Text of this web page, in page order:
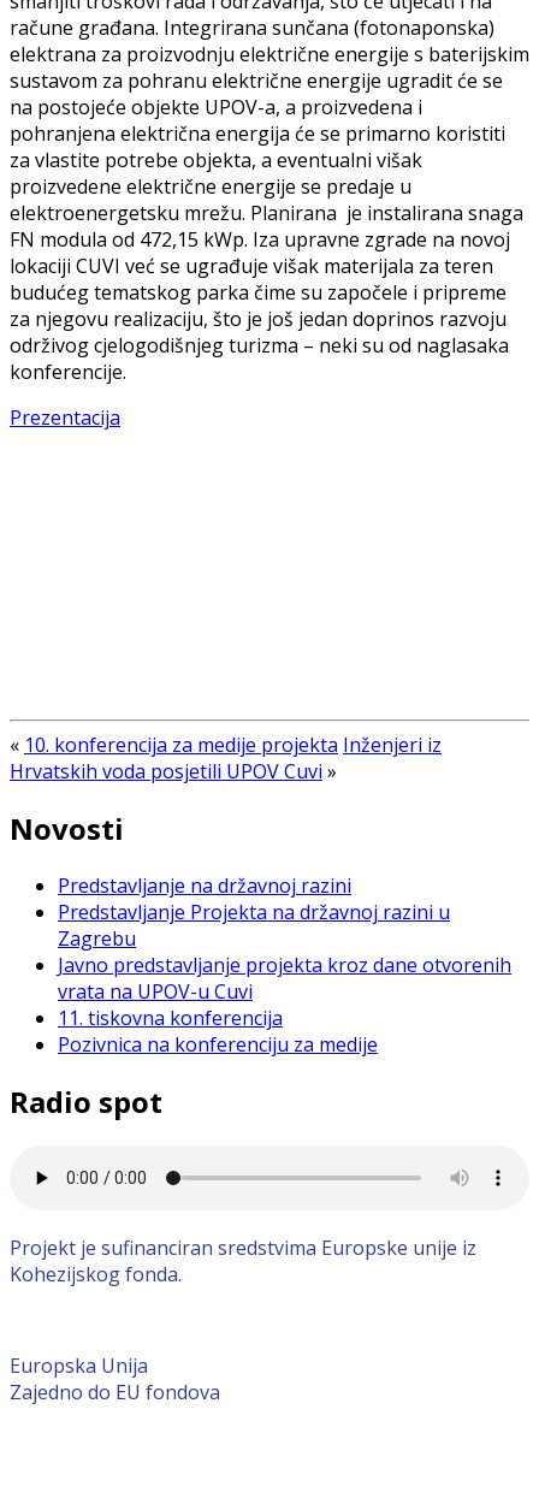
račune građana. Integrirana sunčana (fotonaponska)
elektrana za proizvodnju električne energije s baterijskim
sustavom za pohranu električne energije ugradit će se
na postojeće objekte UPOV-a, a proizvedena i
pohranjena električna energija će se primarno koristiti
za vlastite potrebe objekta, a eventualni višak
proizvedene električne energije se predaje u
elektroenergetsku mrežu. Planirana je instalirana snaga
FN modula od 472,15 kWp. Iza upravne zgrade na novoj
lokaciji CUVI već se ugrađuje višak materijala za teren
budućeg tematskog parka čime su započele i pripreme
za njegovu realizaciju, što je još jedan doprinos razvoju
održivog cjelogodišnjeg turizma – neki su od naglasaka
konferencije.
Prezentacija
« 10. konferencija za medije projekta Inženjeri iz
Hrvatskih voda posjetili UPOV Cuvi »
Novosti
Predstavljanje na državnoj razini
Predstavljanje Projekta na državnoj razini u
Zagrebu
Javno predstavljanje projekta kroz dane otvorenih
vrata na UPOV-u Cuvi
11. tiskovna konferencija
Pozivnica na konferenciju za medije
Radio spot
Projekt je sufinanciran sredstvima Europske unije iz
Kohezijskog fonda.
Europska Unija
Zajedno do EU fondova